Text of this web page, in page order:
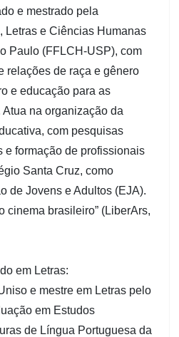
e mestrado pela
Letras e Ciências Humanas
Paulo (FFLCH-USP), com
relações de raça e gênero
e educação para as
na organização da
com pesquisas
e formação de profissionais
Santa Cruz, como
de Jovens e Adultos (EJA).
cinema brasileiro” (LiberArs,
em Letras:
e mestre em Letras pelo
em Estudos
de Língua Portuguesa da